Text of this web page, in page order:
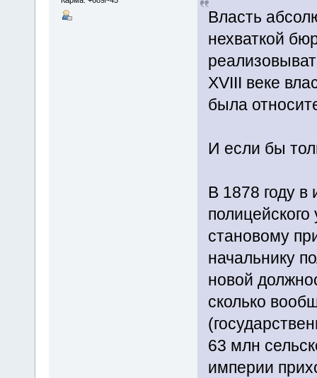
Власть
нехваткой
XVIII веке
была
И если бы
В 1878 году в
становому
начальнику
новой
сколько
63 млн
империи